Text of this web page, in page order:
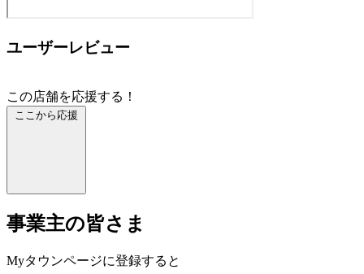
ユーザーレビュー
この店舗を応援する！
ここから応援
事業主の皆さま
Myタウンページに登録すると